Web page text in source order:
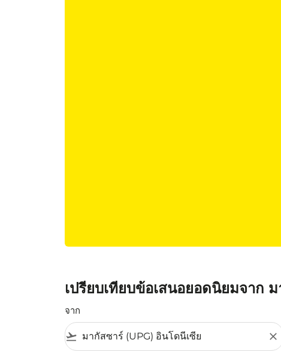
เปรียบเทียบข้อเสนอยอดนิยมจาก
จาก
flight_takeoff close